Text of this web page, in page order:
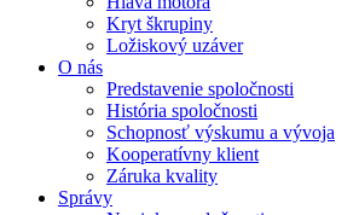
Kryt škrupiny
Ložiskový uzáver
O nás
Predstavenie spoločnosti
História spoločnosti
Schopnosť výskumu a vývoja
Kooperatívny klient
Záruka kvality
Správy